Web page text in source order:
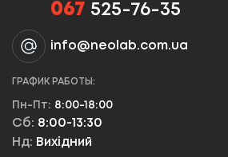
067 525-76-35
info@neolab.com.ua
ГРАФИК РАБОТЫ:
Пн-Пт: 8:00-18:00
Сб: 8:00-13:30
Нд: Вихідний